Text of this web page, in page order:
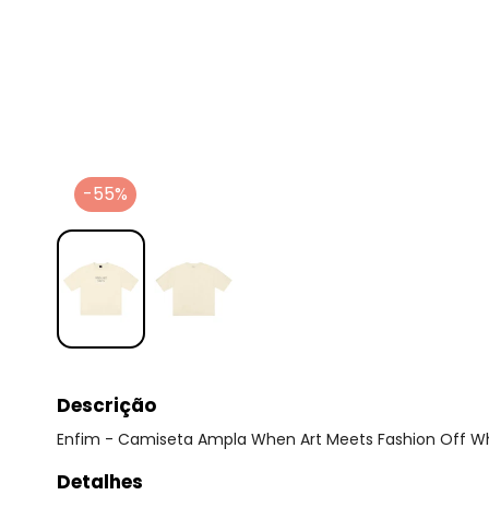
-55%
Descrição
Enfim - Camiseta Ampla When Art Meets Fashion Off
Detalhes